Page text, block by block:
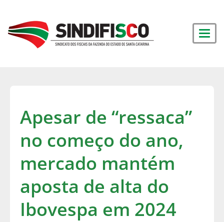
Apesar de “ressaca”
no começo do ano,
mercado mantém
aposta de alta do
Ibovespa em 2024